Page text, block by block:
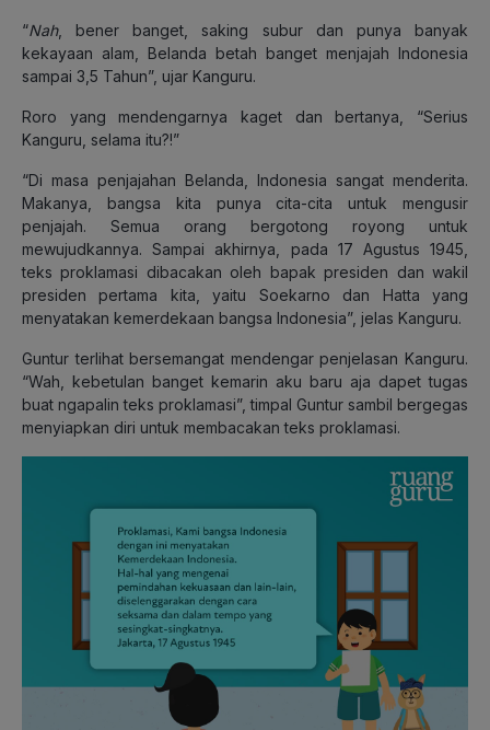
“Nah, bener banget, saking subur dan punya banyak
kekayaan alam, Belanda betah banget menjajah Indonesia
sampai 3,5 Tahun”, ujar Kanguru.
Roro yang mendengarnya kaget dan bertanya, “Serius
Kanguru, selama itu?!”
“Di masa penjajahan Belanda, Indonesia sangat menderita.
Makanya, bangsa kita punya cita-cita untuk mengusir
penjajah. Semua orang bergotong royong untuk
mewujudkannya. Sampai akhirnya, pada 17 Agustus 1945,
teks proklamasi dibacakan oleh bapak presiden dan wakil
presiden pertama kita, yaitu Soekarno dan Hatta yang
menyatakan kemerdekaan bangsa Indonesia”, jelas Kanguru.
Guntur terlihat bersemangat mendengar penjelasan Kanguru.
“Wah, kebetulan banget kemarin aku baru aja dapet tugas
buat ngapalin teks proklamasi”, timpal Guntur sambil bergegas
menyiapkan diri untuk membacakan teks proklamasi.